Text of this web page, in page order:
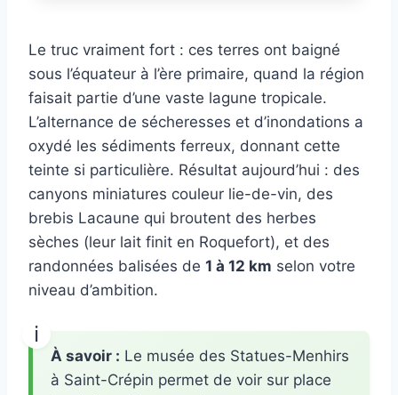
Le truc vraiment fort : ces terres ont baigné
sous l’équateur à l’ère primaire, quand la région
faisait partie d’une vaste lagune tropicale.
L’alternance de sécheresses et d’inondations a
oxydé les sédiments ferreux, donnant cette
teinte si particulière. Résultat aujourd’hui : des
canyons miniatures couleur lie-de-vin, des
brebis Lacaune qui broutent des herbes
sèches (leur lait finit en Roquefort), et des
randonnées balisées de 1 à 12 km selon votre
niveau d’ambition.
À savoir : Le musée des Statues-Menhirs
à Saint-Crépin permet de voir sur place